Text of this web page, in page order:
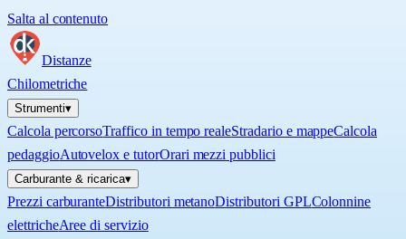
Salta al contenuto
Distanze
Chilometriche
Strumenti▾
Calcola percorsoTraffico in tempo realeStradario e mappeCalcola
pedaggioAutovelox e tutorOrari mezzi pubblici
Carburante & ricarica▾
Prezzi carburanteDistributori metanoDistributori GPLColonnine
elettricheAree di servizio